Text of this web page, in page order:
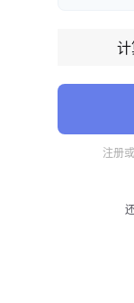
注册